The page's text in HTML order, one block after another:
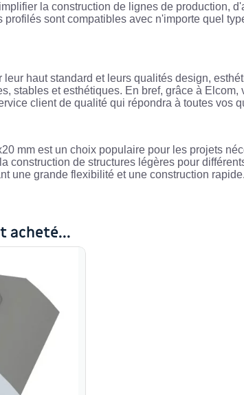
la construction de lignes de production,
sont compatibles avec n'importe quel
haut standard et leurs qualités design,
stables et esthétiques. En bref, grâce à
client de qualité qui répondra à toutes vos
mm est un choix populaire pour les projets
construction de structures légères pour
une grande flexibilité et une construction rapide.
acheté...